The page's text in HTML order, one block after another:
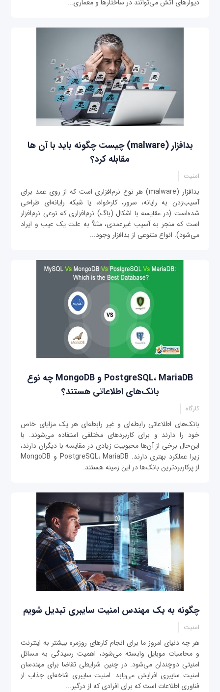
دیوارهای آتش می‌توانند در ساختارها و معماری...
بدافزار (malware) چیست چگونه باید با آن ها
مقابله کرد؟
امنیت
بدافزار (malware) هر نوع نرم‌افزاری است که از روی عمد برای
آسیب‌زدن به رایانه، سرور، کارخواه، یا شبکه رایانه‌ای طراحی
شده‌است (در مقایسه با اشکال (باگ) نرم‌افزاری که نوعی نرم‌افزار
است که منجر به آسیب غیرعمدی، مثلاً به علت یک عیب و ایراد
می‌شود). انواع متنوعی از بدافزار وجود...
PostgreSQL، MariaDB و MongoDB چه نوع
بانک‌های اطلاعاتی هستند؟
کارگاه
بانک‌های اطلاعاتی رابطه‌ای و غیر رابطه‌ای هر یک مزایای خاص
خود را دارند و برای کاربردهای مختلفی استفاده می‌شوند. با
این‌حال برخی از آن‌ها محبوبیت زیادی در مقایسه با دیگران دارند،
زیرا عملکرد بهتری دارند. PostgreSQL، MariaDB و MongoDB
از پرکاربردترین بانک‌ها در این زمینه هستند.
چگونه به یک مهندس امنیت سایبری تبدیل شویم
امنیت
هر چه دنیای امروز ما برای انجام کارهای روزمره بیشتر به اینترنت
و محاسبات موبایل وابسته می‌شود، اهمیت رسیدگی به مسائل
امنیتی دو‌چندان می‌شود. در چنین شرایطی تقاضا برای مهندسان
امنیت سایبری افزایش می‌یابد. امنیت سایبری شاخه‌ای جذاب از
فناوری اطلاعات است که برای افرادی که از درگیر...